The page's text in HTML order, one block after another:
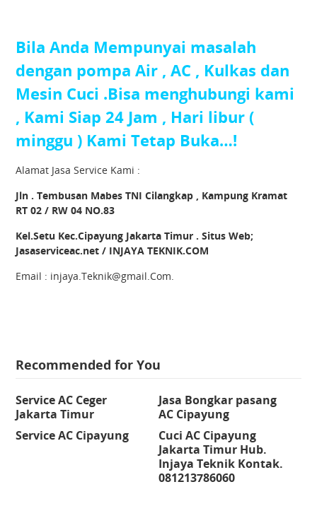
Bila Anda Mempunyai masalah
dengan pompa Air , AC , Kulkas dan
Mesin Cuci .Bisa menghubungi kami
, Kami Siap 24 Jam , Hari libur (
minggu ) Kami Tetap Buka…!
Alamat Jasa Service Kami :
Jln . Tembusan Mabes TNI Cilangkap , Kampung Kramat
RT 02 / RW 04 NO.83
Kel.Setu Kec.Cipayung Jakarta Timur . Situs Web;
Jasaserviceac.net / INJAYA TEKNIK.COM
Email : injaya.Teknik@gmail.Com.
Recommended for You
Service AC Ceger
Jakarta Timur
Jasa Bongkar pasang
AC Cipayung
Service AC Cipayung
Cuci AC Cipayung
Jakarta Timur Hub.
Injaya Teknik Kontak.
081213786060